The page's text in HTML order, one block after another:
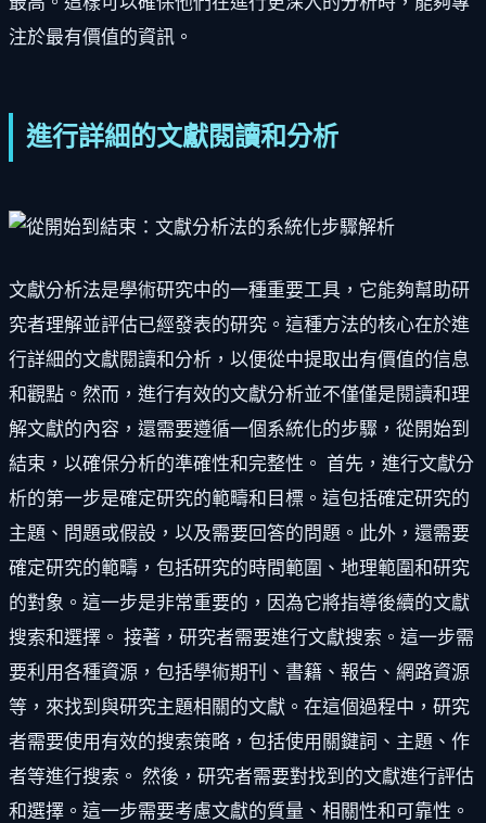
注於最有價值的資訊。
進行詳細的文獻閱讀和分析
文獻分析法是學術研究中的一種重要工具，它能夠幫助研
究者理解並評估已經發表的研究。這種方法的核心在於進
行詳細的文獻閱讀和分析，以便從中提取出有價值的信息
和觀點。然而，進行有效的文獻分析並不僅僅是閱讀和理
解文獻的內容，還需要遵循一個系統化的步驟，從開始到
結束，以確保分析的準確性和完整性。 首先，進行文獻分
析的第一步是確定研究的範疇和目標。這包括確定研究的
主題、問題或假設，以及需要回答的問題。此外，還需要
確定研究的範疇，包括研究的時間範圍、地理範圍和研究
的對象。這一步是非常重要的，因為它將指導後續的文獻
搜索和選擇。 接著，研究者需要進行文獻搜索。這一步需
要利用各種資源，包括學術期刊、書籍、報告、網路資源
等，來找到與研究主題相關的文獻。在這個過程中，研究
者需要使用有效的搜索策略，包括使用關鍵詞、主題、作
者等進行搜索。 然後，研究者需要對找到的文獻進行評估
和選擇。這一步需要考慮文獻的質量、相關性和可靠性。